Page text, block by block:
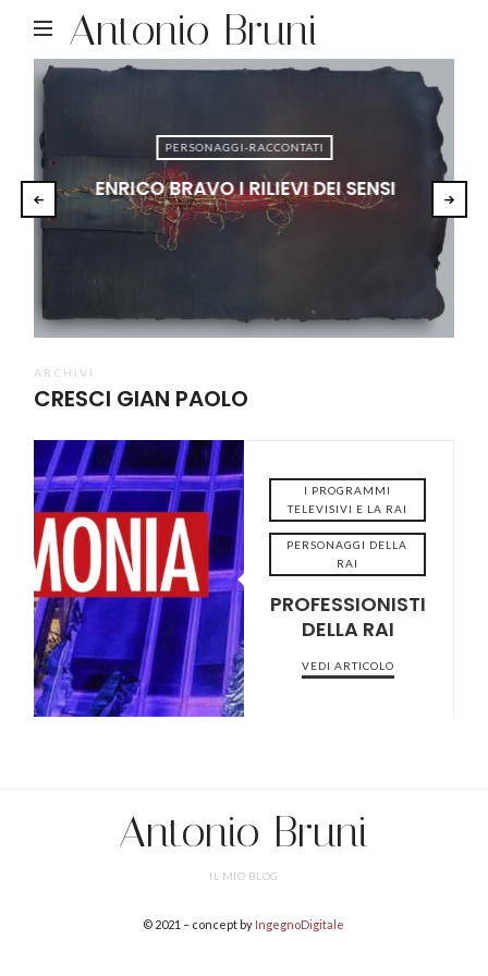
Antonio Bruni
PERSONAGGI-RACCONTATI
ENRICO BRAVO I RILIEVI DEI SENSI
ARCHIVI
CRESCI GIAN PAOLO
2022-09-13
I PROGRAMMI
TELEVISIVI E LA RAI
PERSONAGGI DELLA
RAI
PROFESSIONISTI
DELLA RAI
VEDI ARTICOLO
Antonio Bruni
IL MIO BLOG
© 2021 – concept by IngegnoDigitale